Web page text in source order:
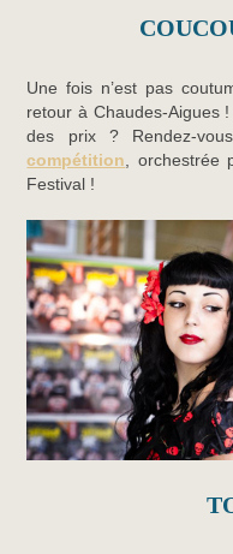
Une fois n’est pas
retour à Chaudes-Aigues
des prix ? Rendez-
compétition, orchestrée
Festival !